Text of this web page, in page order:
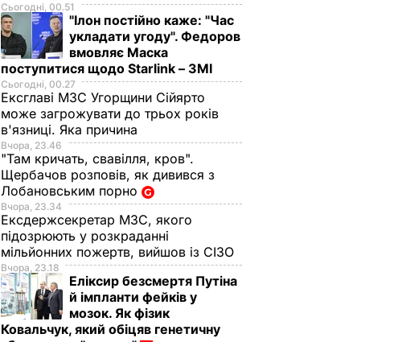
Сьогодні, 00.51
"Ілон постійно каже: "Час
укладати угоду". Федоров
вмовляє Маска
поступитися щодо Starlink – ЗМІ
Сьогодні, 00.27
Ексглаві МЗС Угорщини Сійярто
може загрожувати до трьох років
в'язниці. Яка причина
Вчора, 23.46
"Там кричать, свавілля, кров".
Щербачов розповів, як дивився з
Лобановським порно
Вчора, 23.34
Ексдержсекретар МЗС, якого
підозрюють у розкраданні
мільйонних пожертв, вийшов із СІЗО
Вчора, 23.18
Еліксир безсмертя Путіна
й імпланти фейків у
мозок. Як фізик
Ковальчук, який обіцяв генетичну